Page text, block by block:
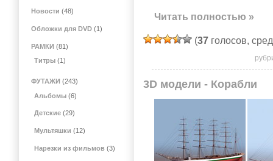
Читать полностью »
(37 голосов,
3D модели - Корабли
Новости (48)
Обложки для DVD(1)
РАМКИ (81)
Титры (1)
ФУТАЖИ (243)
Альбомы (6)
Детские (29)
Мультяшки (12)
Нарезки из фильмов (3)